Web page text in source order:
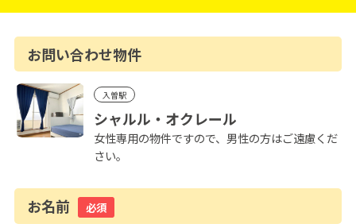
お問い合わせ物件
入曽駅
シャルル・オクレール
女性専用の物件ですので、男性の方はご遠慮くだ
さい。
お名前 必須